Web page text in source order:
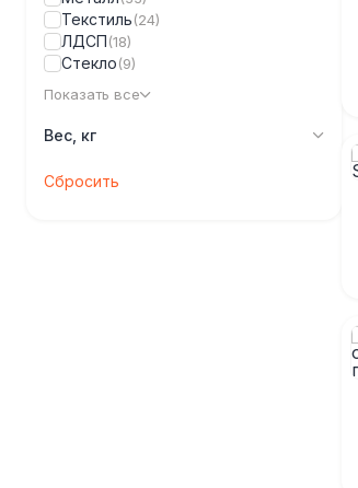
Текстиль(24)
ЛДСП(18)
Стекло(9)
Показать все
Вес, кг
Сбросить